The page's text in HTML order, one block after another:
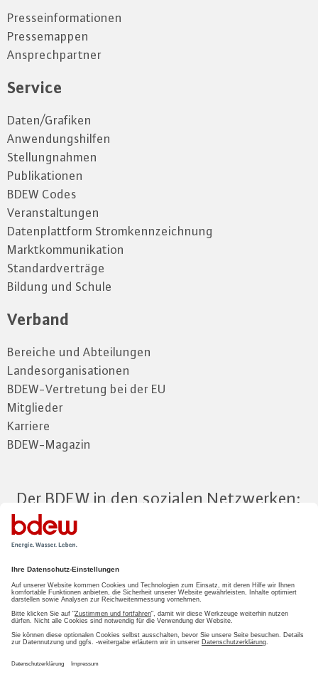
Presseinformationen
Pressemappen
Ansprechpartner
Service
Daten/Grafiken
Anwendungshilfen
Stellungnahmen
Publikationen
BDEW Codes
Veranstaltungen
Datenplattform Stromkennzeichnung
Marktkommunikation
Standardverträge
Bildung und Schule
Verband
Bereiche und Abteilungen
Landesorganisationen
BDEW-Vertretung bei der EU
Mitglieder
Karriere
BDEW-Magazin
Der BDEW in den sozialen Netzwerken:
Zum Mitgliederbereich
LOGIN